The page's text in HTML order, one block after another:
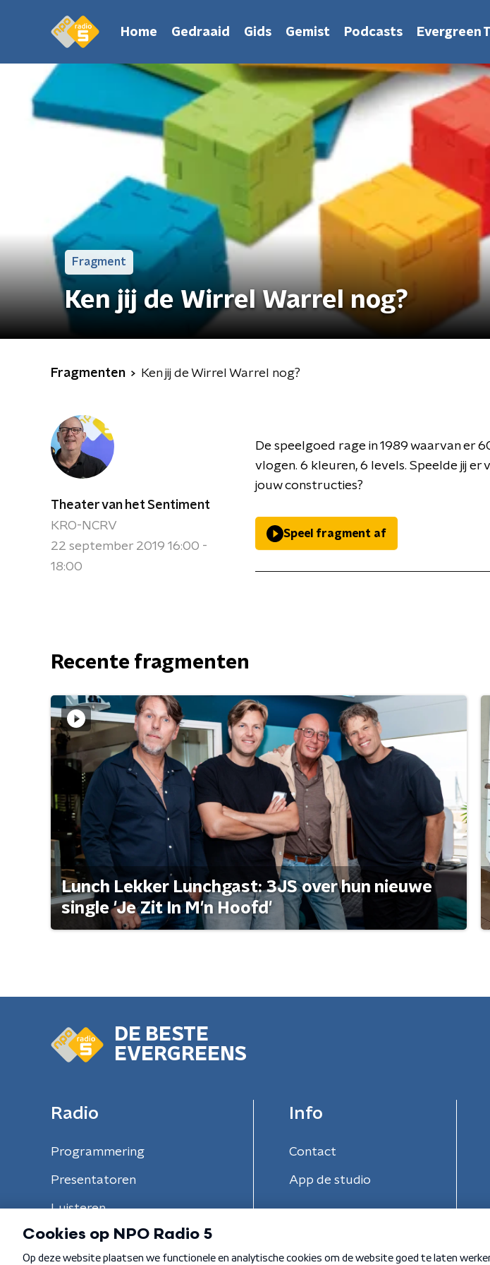
Home Gedraaid Gids Gemist Podcasts Evergreen
Fragment
Ken jij de Wirrel Warrel nog?
Fragmenten Ken jij de Wirrel Warrel nog?
Theater van het Sentiment
KRO-NCRV
22 september 2019 16:00 -
18:00
De speelgoed rage in 1989 waarvan er
vlogen. 6 kleuren, 6 levels. Speelde jij
jouw constructies?
Speel fragment af
Recente fragmenten
Lunch Lekker Lunchgast: 3JS over hun nieuwe
single 'Je Zit In M'n Hoofd'
DE BESTE
EVERGREENS
Radio
Programmering
Presentatoren
Luisteren
Info
Contact
App de studio